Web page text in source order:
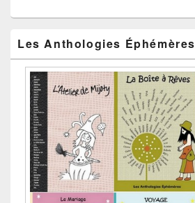
Les Anthologies Éphémères